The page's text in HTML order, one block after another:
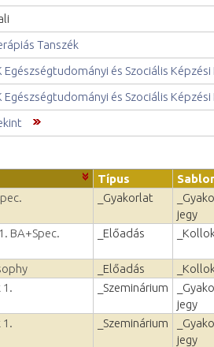
Tanszék
Egészségtudományi és Szociális Képzési
Egészségtudományi és Szociális Képzési
Típus
_Gyakorlat
jegy
BA+Spec. _Előadás
_Előadás
1. _Szeminárium
jegy
1. _Szeminárium
jegy